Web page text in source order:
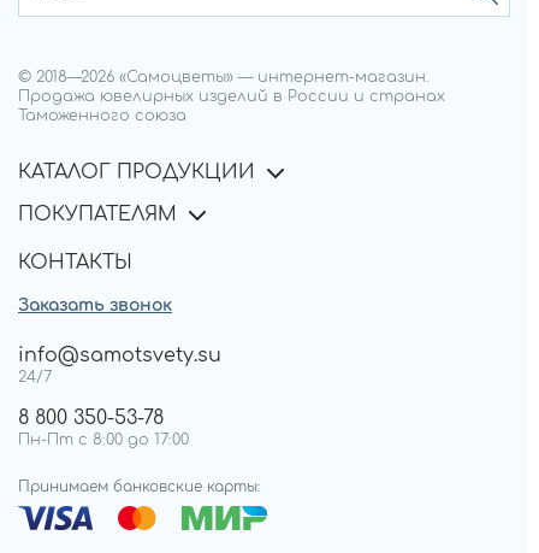
© 2018—2026 «Самоцветы» — интернет-магазин.
Продажа ювелирных изделий в России и странах
Таможенного союза
КАТАЛОГ ПРОДУКЦИИ
ПОКУПАТЕЛЯМ
КОНТАКТЫ
Заказать звонок
info@samotsvety.su
24/7
8 800 350-53-78
Пн-Пт с 8:00 до 17:00
Принимаем банковские карты: